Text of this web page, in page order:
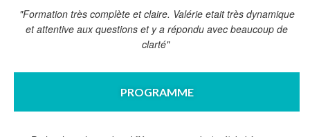
"Formation très complète et claire. Valérie etait très dynamique
et attentive aux questions et y a répondu avec beaucoup de
clarté"
PROGRAMME